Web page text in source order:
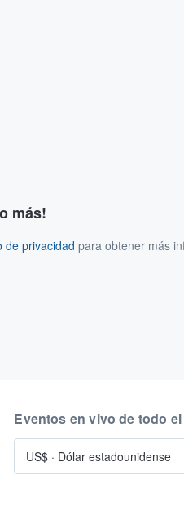
más!
de privacidad para obtener más
Eventos en vivo de todo
US$ · Dólar estadounidense